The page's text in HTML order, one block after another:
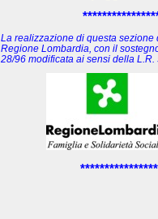
La realizzazione di questa sezione
Regione Lombardia, con il
28/96 modificata ai sensi della